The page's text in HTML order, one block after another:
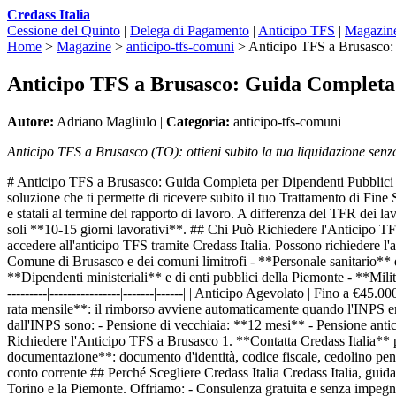
Credass Italia
Cessione del Quinto | Delega di Pagamento | Anticipo TFS |
Home > Magazine > anticipo-tfs-comuni > Anticipo TFS a
Anticipo TFS a Brusasco: Guida
Autore: Adriano Magliulo | Categoria: anticipo-tfs-comuni
Anticipo TFS a Brusasco (TO): ottieni subito la tua liquidazione
# Anticipo TFS a Brusasco: Guida Completa per Dipendenti
soluzione che ti permette di ricevere subito il tuo Trattamento di
e statali al termine del rapporto di lavoro. A differenza del TFR dei
soli **10-15 giorni lavorativi**. ## Chi Può Richiedere l'Anticipo
accedere all'anticipo TFS tramite Credass Italia. Possono
Comune di Brusasco e dei comuni limitrofi - **Personale
**Dipendenti ministeriali** e di enti pubblici della Piemonte -
---------|----------------|-------|------| | Anticipo Agevolato | Fino a
rata mensile**: il rimborso avviene automaticamente quando l'INPS
dall'INPS sono: - Pensione di vecchiaia: **12 mesi** - Pensione
Richiedere l'Anticipo TFS a Brusasco 1. **Contatta Credass
documentazione**: documento d'identità, codice fiscale, cedolino
conto corrente ## Perché Scegliere Credass Italia Credass Italia,
Torino e la Piemonte. Offriamo: - Consulenza gratuita e senza